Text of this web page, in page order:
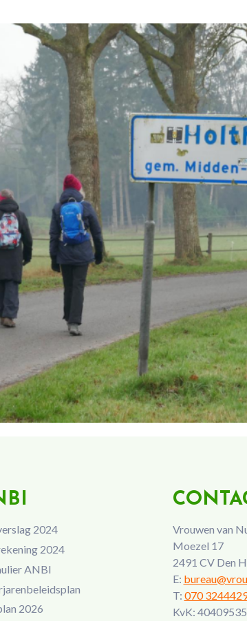
2024
2024
ANBI
2026
Vrouwen van
Moezel 17
2491 CV Den
E:
T: 070
KvK: 40409535